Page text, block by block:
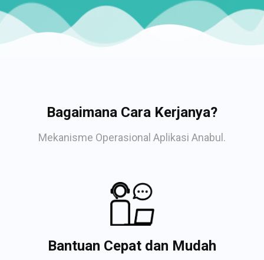
Bagaimana Cara Kerjanya?
Mekanisme Operasional Aplikasi Anabul.
Bantuan Cepat dan Mudah